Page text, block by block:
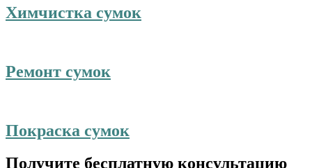
Химчистка сумок
Ремонт сумок
Покраска сумок
Получите бесплатную консультацию